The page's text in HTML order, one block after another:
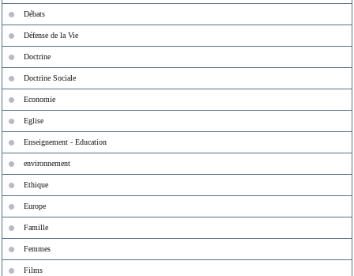
Débats
Défense de la Vie
Doctrine
Doctrine Sociale
Economie
Eglise
Enseignement - Education
environnement
Ethique
Europe
Famille
Femmes
Films